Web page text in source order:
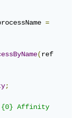
=
(ref
;
{0} Affinity